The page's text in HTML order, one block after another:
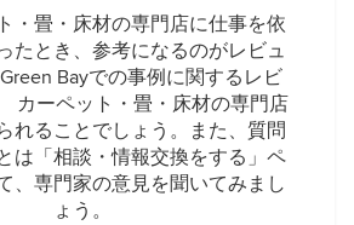
・畳・床材の専門店に仕事を依
たとき、参考になるのがレビュ
Bayでの事例に関するレビ
カーペット・畳・床材の専門店
れることでしょう。また、質問
は「相談・情報交換をする」ペ
、専門家の意見を聞いてみまし
ょう。